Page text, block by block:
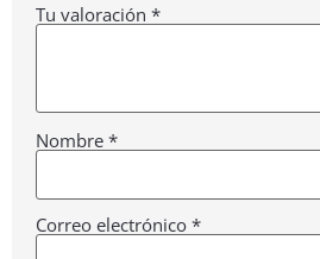
Tu valoración *
Nombre *
Correo electrónico *